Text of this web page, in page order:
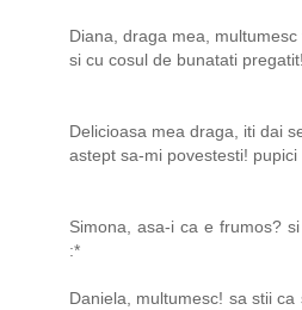
Diana, draga mea,
si cu cosul de bunatati
Delicioasa mea draga, iti dai
astept sa-mi povestesti! pupici
Simona, asa-i ca e frumos?
:*
Daniela, multumesc! sa stii